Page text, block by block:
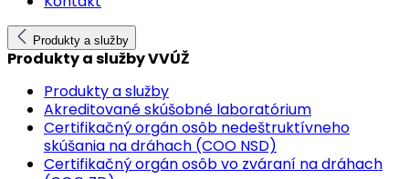
Produkty a služby
Produkty a služby VVÚŽ
Produkty a služby
Akreditované skúšobné laboratórium
Certifikačný orgán osôb nedeštruktívneho
skúšania na dráhach (COO NSD)
Certifikačný orgán osôb vo zváraní na dráhach